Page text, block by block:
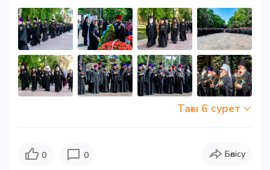
Тағы 6 сурет
0 0 Бөлісу